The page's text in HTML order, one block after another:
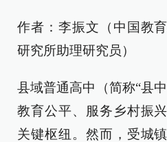
作者：李振文（中国教
研究所助理研究员）
县域普通高中（简称“县
教育公平、服务乡村振
关键枢纽。然而，受城